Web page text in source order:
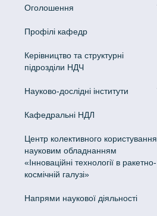
Оголошення
Профілі кафедр
Керівництво та структурні
підрозділи НДЧ
Науково-дослідні інститути
Кафедральні НДЛ
Центр колективного користування
науковим обладнанням
«Інноваційні технології в ракетно-
космічній галузі»
Напрями наукової діяльності